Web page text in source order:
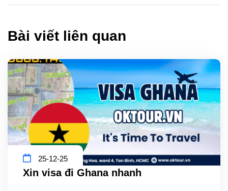
Bài viết liên quan
25-12-25
Xin visa đi Ghana nhanh